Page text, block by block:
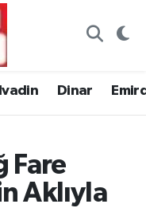
Dinar
Fare
Aklıyla